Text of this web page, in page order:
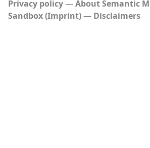
Privacy policy
About Semantic
Sandbox (Imprint)
Disclaimers